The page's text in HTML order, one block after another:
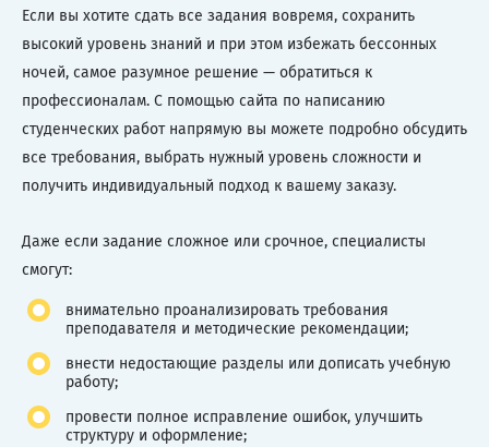
Если вы хотите сдать все задания вовремя, сохранить
высокий уровень знаний и при этом избежать бессонных
ночей, самое разумное решение — обратиться к
профессионалам. С помощью сайта по написанию
студенческих работ напрямую вы можете подробно обсудить
все требования, выбрать нужный уровень сложности и
получить индивидуальный подход к вашему заказу.
Даже если задание сложное или срочное, специалисты
смогут:
внимательно проанализировать требования
преподавателя и методические рекомендации;
внести недостающие разделы или дописать учебную
работу;
провести полное исправление ошибок, улучшить
структуру и оформление;